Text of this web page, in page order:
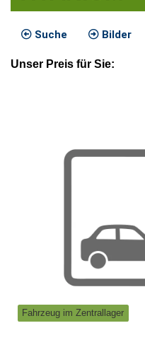
Suche Bilder
Unser Preis für Sie:
Fahrzeug im Zentrallager